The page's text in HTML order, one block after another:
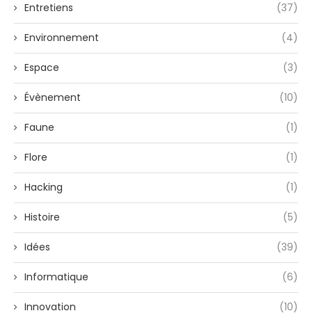
Entretiens (37)
Environnement (4)
Espace (3)
Évènement (10)
Faune (1)
Flore (1)
Hacking (1)
Histoire (5)
Idées (39)
Informatique (6)
Innovation (10)